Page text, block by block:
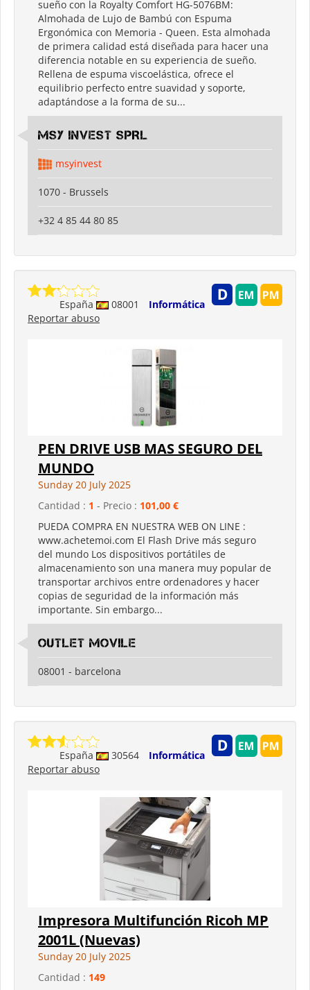
sueño con la Royalty Comfort HG-5076BM:
Almohada de Lujo de Bambú con Espuma
Ergonómica con Memoria - Queen. Esta almohada
de primera calidad está diseñada para hacer una
diferencia notable en su experiencia de sueño.
Rellena de espuma viscoelástica, ofrece el
equilibrio perfecto entre suavidad y soporte,
adaptándose a la forma de su...
MSY INVEST SPRL
msyinvest
1070 - Brussels
+32 4 85 44 80 85
España 08001
Informática
Reportar abuso
PEN DRIVE USB MAS SEGURO DEL
MUNDO
Sunday 20 July 2025
Cantidad : 1 - Precio : 101,00 €
PUEDA COMPRA EN NUESTRA WEB ON LINE :
www.achetemoi.com El Flash Drive más seguro
del mundo Los dispositivos portátiles de
almacenamiento son una manera muy popular de
transportar archivos entre ordenadores y hacer
copias de seguridad de la información más
importante. Sin embargo...
outlet movile
08001 - barcelona
España 30564
Informática
Reportar abuso
Impresora Multifunción Ricoh MP
2001L (Nuevas)
Sunday 20 July 2025
Cantidad : 149